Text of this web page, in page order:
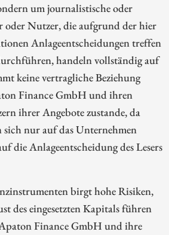
um journalistische oder
oder Nutzer, die aufgrund der hier
Anlageentscheidungen treffen
handeln vollständig auf
keine vertragliche Beziehung
Finance GmbH und ihren
ihrer Angebote zustande, da
nur auf das Unternehmen
die Anlageentscheidung des Lesers
birgt hohe Risiken,
des eingesetzten Kapitals führen
Finance GmbH und ihre